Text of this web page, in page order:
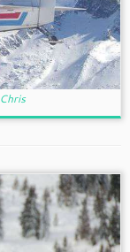
Chris